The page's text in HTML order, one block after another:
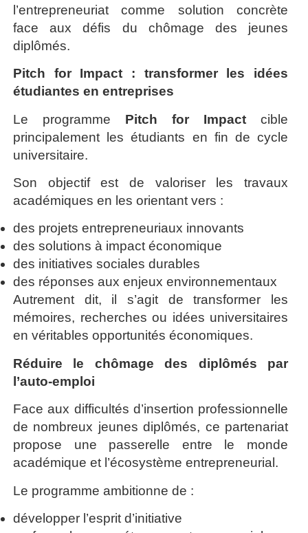
l’entrepreneuriat comme solution concrète
face aux défis du chômage des jeunes
diplômés.
Pitch for Impact : transformer les idées
étudiantes en entreprises
Le programme Pitch for Impact cible
principalement les étudiants en fin de cycle
universitaire.
Son objectif est de valoriser les travaux
académiques en les orientant vers :
des projets entrepreneuriaux innovants
des solutions à impact économique
des initiatives sociales durables
des réponses aux enjeux environnementaux
Autrement dit, il s’agit de transformer les
mémoires, recherches ou idées universitaires
en véritables opportunités économiques.
Réduire le chômage des diplômés par
l’auto-emploi
Face aux difficultés d’insertion professionnelle
de nombreux jeunes diplômés, ce partenariat
propose une passerelle entre le monde
académique et l’écosystème entrepreneurial.
Le programme ambitionne de :
développer l’esprit d’initiative